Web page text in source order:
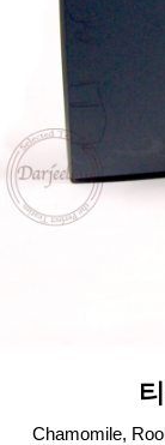
Chamomile,